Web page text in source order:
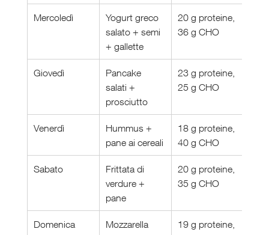
Mercoledì
Yogurt greco
salato + semi
+ gallette
20 g proteine,
36 g CHO
Giovedì
Pancake
salati +
prosciutto
23 g proteine,
25 g CHO
Venerdì
Hummus +
pane ai cereali
18 g proteine,
40 g CHO
Sabato
Frittata di
verdure +
pane
20 g proteine,
35 g CHO
Domenica
Mozzarella
19 g proteine,